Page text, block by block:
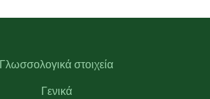
Γλωσσολογικά στοιχεία
Γενικά